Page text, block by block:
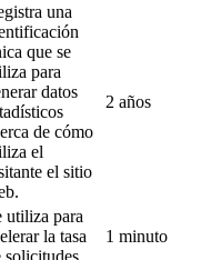
una
que se
para
datos
de cómo
el
el sitio
2 años
utiliza para
la tasa
solicitudes.
1 minuto